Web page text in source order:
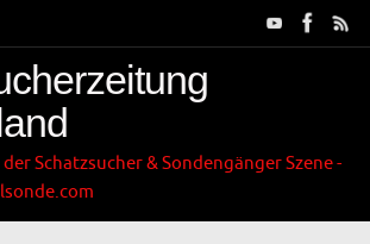
Schatzsucher & Sondengänger Szene -